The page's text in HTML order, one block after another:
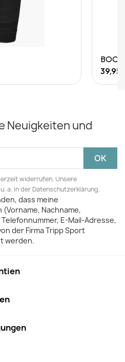
39,95
Neuigkeiten und
widerrufen. Unsere
a. in der Datenschutzerklärung.
dass meine
Nachname,
E-Mail-Adresse,
der Firma Tripp Sport
werden.